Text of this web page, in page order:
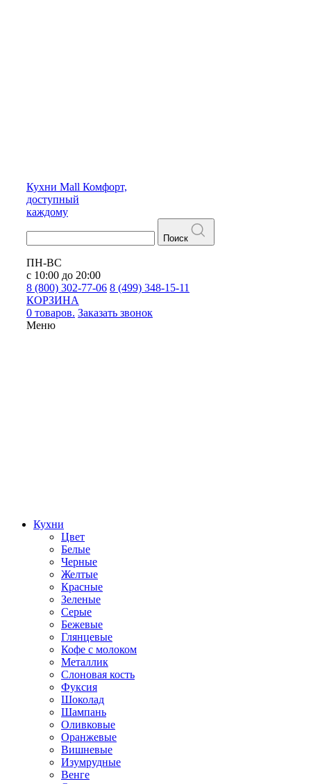
Кухни Mall Комфорт,
доступный
каждому
Поиск
ПН-ВС
с 10:00 до 20:00
8 (800) 302-77-06 8 (499) 348-15-11
КОРЗИНА
0 товаров. Заказать звонок
Меню
Кухни
Цвет
Белые
Черные
Желтые
Красные
Зеленые
Серые
Бежевые
Глянцевые
Кофе с молоком
Металлик
Слоновая кость
Фуксия
Шоколад
Шампань
Оливковые
Оранжевые
Вишневые
Изумрудные
Венге